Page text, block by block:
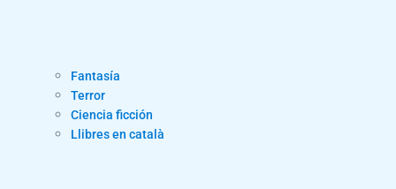
Fantasía
Terror
Ciencia ficción
Llibres en català